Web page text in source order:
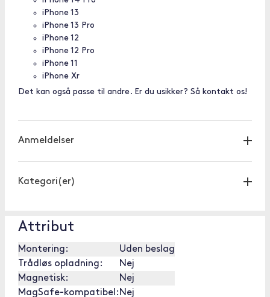
iPhone 13
iPhone 13 Pro
iPhone 12
iPhone 12 Pro
iPhone 11
iPhone Xr
Det kan også passe til andre. Er du usikker? Så kontakt os!
Anmeldelser
Kategori(er)
Attribut
Montering:
Uden beslag
Trådløs opladning:
Nej
Magnetisk:
Nej
MagSafe-kompatibel: Nej